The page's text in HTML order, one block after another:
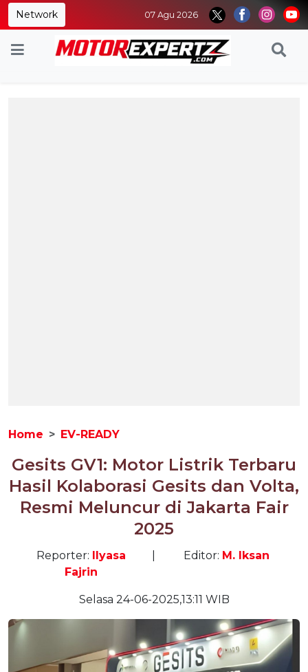
Network 07 Agu 2026
Home EV-READY
Gesits GV1: Motor Listrik Terbaru
Hasil Kolaborasi Gesits dan Volta,
Resmi Meluncur di Jakarta Fair
2025
Reporter: Ilyasa
Fajrin
Editor: M. Iksan
Selasa 24-06-2025,13:11 WIB